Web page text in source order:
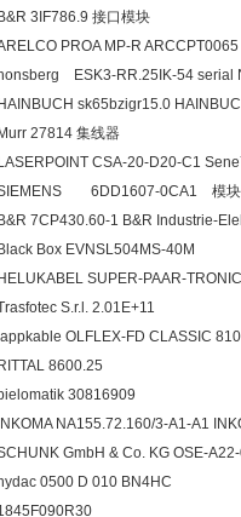
B&R 3IF786.9 接口模块
PROA MP-R ARCCPT0065
honsberg ESK3-
HAINBUCH sk65bzigr15.0
Murr 27814 集线器
LASERPOINT CSA-20-D20-C1
6DD1607-0CA1 模
B&R 7CP430.60-1 B&R Industrie-
Black Box EVNSL504MS-40M
HELUKABEL SUPER-PAAR-
S.r.l. 2.01E+11
lappkable OLFLEX-FD CLASSIC
RITTAL 8600.25
30816909
INKOMA NA155.72.160/3-A1-A1
GmbH & Co. KG OSE-
hydac 0500 D 010 BN4HC